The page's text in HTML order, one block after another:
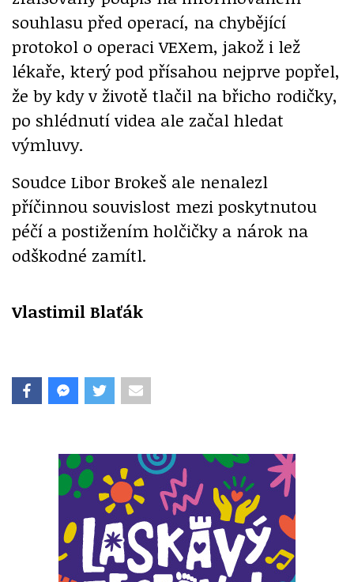
souhlasu před operací, na chybějící
protokol o operaci VEXem, jakož i lež
lékaře, který pod přísahou nejprve popřel,
že by kdy v životě tlačil na břicho rodičky,
po shlédnutí videa ale začal hledat
výmluvy.
Soudce Libor Brokeš ale nenalezl
příčinnou souvislost mezi poskytnutou
péčí a postižením holčičky a nárok na
odškodné zamítl.
Vlastimil Blaťák